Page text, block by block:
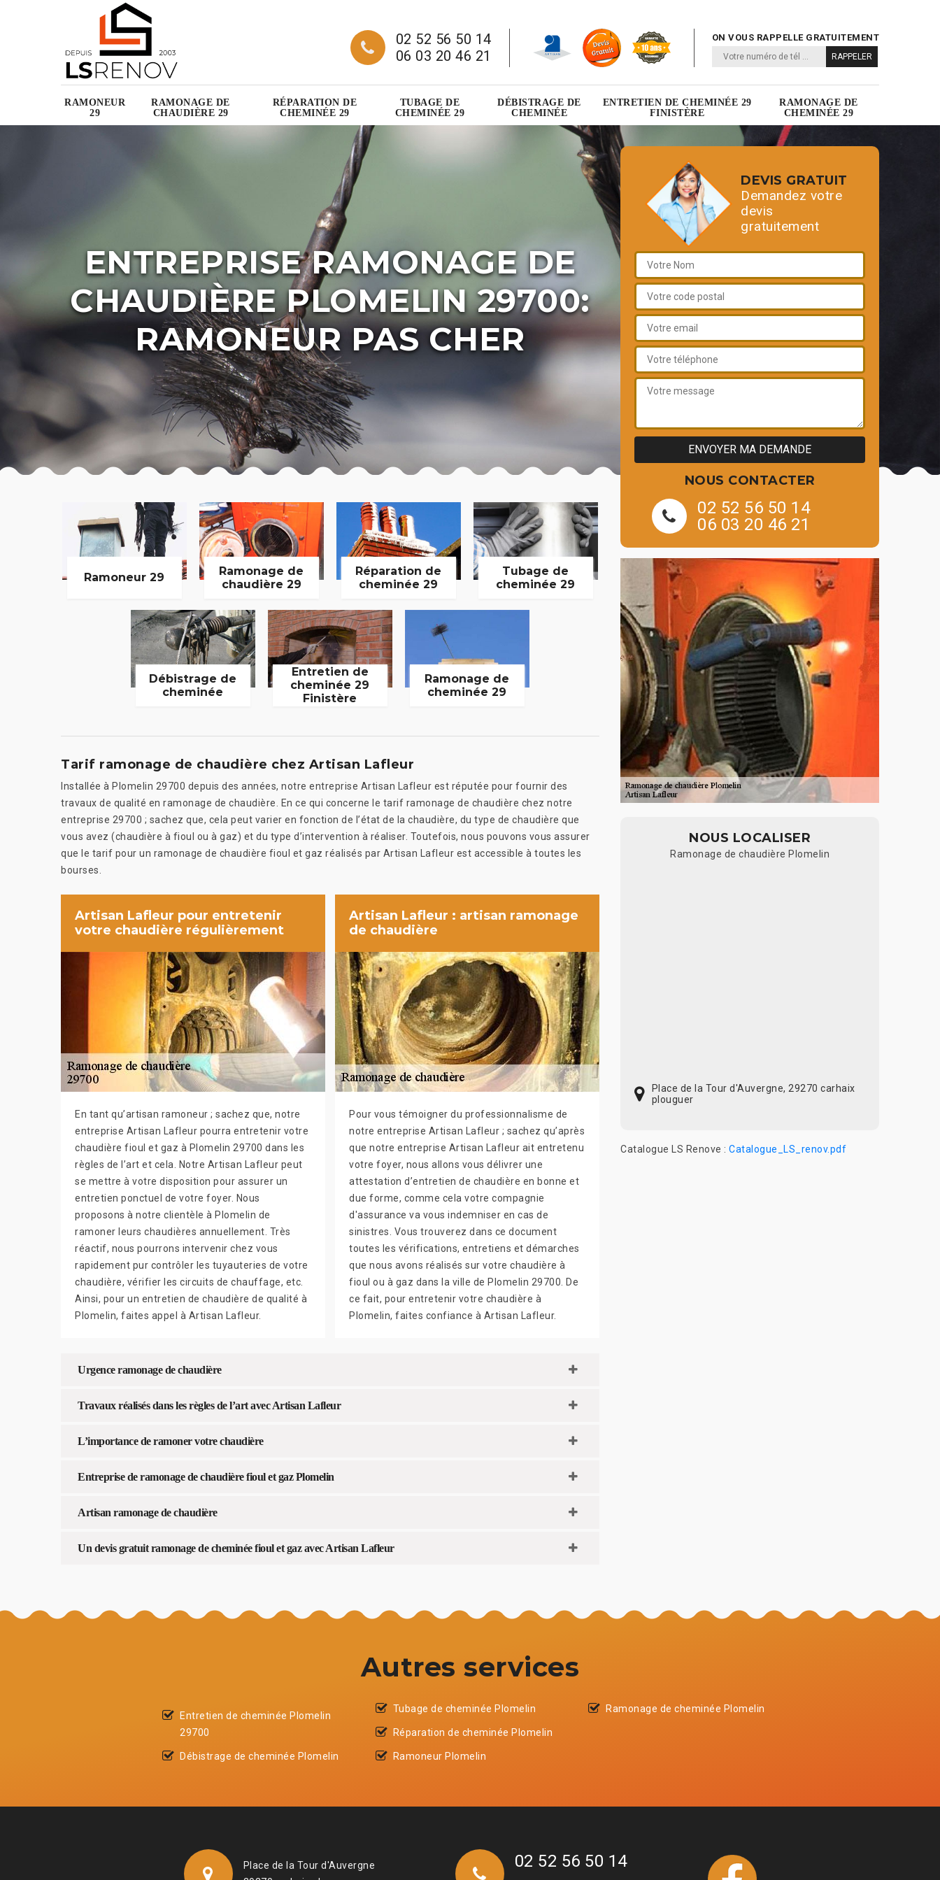
02 52 56 50 14
06 03 20 46 21
ON VOUS RAPPELLE GRATUITEMENT
RAMONEUR
29
RAMONAGE DE
CHAUDIÈRE 29
RÉPARATION DE
CHEMINÉE 29
TUBAGE DE
CHEMINÉE 29
DÉBISTRAGE DE
CHEMINÉE
ENTRETIEN DE CHEMINÉE 29
FINISTÈRE
RAMONAGE DE
CHEMINÉE 29
ENTREPRISE RAMONAGE DE
CHAUDIÈRE PLOMELIN 29700:
RAMONEUR PAS CHER
Ramoneur 29
Ramonage de
chaudière 29
Réparation de
cheminée 29
Tubage de
cheminée 29
Débistrage de
cheminée
Entretien de
cheminée 29
Finistère
Ramonage de
cheminée 29
Tarif ramonage de chaudière chez Artisan Lafleur
Installée à Plomelin 29700 depuis des années, notre entreprise Artisan Lafleur est réputée pour fournir des
travaux de qualité en ramonage de chaudière. En ce qui concerne le tarif ramonage de chaudière chez notre
entreprise 29700 ; sachez que, cela peut varier en fonction de l’état de la chaudière, du type de chaudière que
vous avez (chaudière à fioul ou à gaz) et du type d’intervention à réaliser. Toutefois, nous pouvons vous assurer
que le tarif pour un ramonage de chaudière fioul et gaz réalisés par Artisan Lafleur est accessible à toutes les
bourses.
Artisan Lafleur pour entretenir
votre chaudière régulièrement
En tant qu’artisan ramoneur ; sachez que, notre
entreprise Artisan Lafleur pourra entretenir votre
chaudière fioul et gaz à Plomelin 29700 dans les
règles de l’art et cela. Notre Artisan Lafleur peut
se mettre à votre disposition pour assurer un
entretien ponctuel de votre foyer. Nous
proposons à notre clientèle à Plomelin de
ramoner leurs chaudières annuellement. Très
réactif, nous pourrons intervenir chez vous
rapidement pur contrôler les tuyauteries de votre
chaudière, vérifier les circuits de chauffage, etc.
Ainsi, pour un entretien de chaudière de qualité à
Plomelin, faites appel à Artisan Lafleur.
Artisan Lafleur : artisan ramonage
de chaudière
Pour vous témoigner du professionnalisme de
notre entreprise Artisan Lafleur ; sachez qu’après
que notre entreprise Artisan Lafleur ait entretenu
votre foyer, nous allons vous délivrer une
attestation d’entretien de chaudière en bonne et
due forme, comme cela votre compagnie
d'assurance va vous indemniser en cas de
sinistres. Vous trouverez dans ce document
toutes les vérifications, entretiens et démarches
que nous avons réalisés sur votre chaudière à
fioul ou à gaz dans la ville de Plomelin 29700. De
ce fait, pour entretenir votre chaudière à
Plomelin, faites confiance à Artisan Lafleur.
Urgence ramonage de chaudière
Travaux réalisés dans les règles de l’art avec Artisan Lafleur
L’importance de ramoner votre chaudière
Entreprise de ramonage de chaudière fioul et gaz Plomelin
Artisan ramonage de chaudière
Un devis gratuit ramonage de cheminée fioul et gaz avec Artisan Lafleur
DEVIS GRATUIT
Demandez votre
devis
gratuitement
NOUS CONTACTER
02 52 56 50 14
06 03 20 46 21
NOUS LOCALISER
Ramonage de chaudière Plomelin
Place de la Tour d'Auvergne, 29270 carhaix
plouguer
Catalogue LS Renove : Catalogue_LS_renov.pdf
Autres services
Entretien de cheminée Plomelin
29700
Débistrage de cheminée Plomelin
Tubage de cheminée Plomelin
Réparation de cheminée Plomelin
Ramoneur Plomelin
Ramonage de cheminée Plomelin
Place de la Tour d'Auvergne
02 52 56 50 14